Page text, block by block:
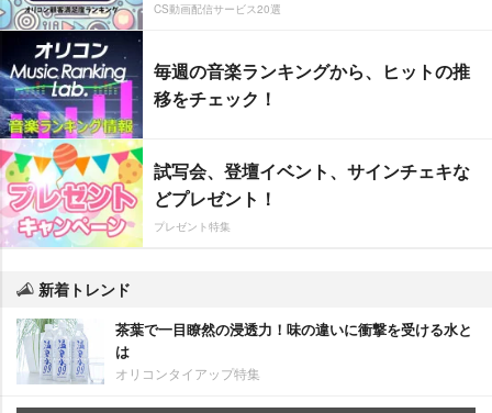
CS動画配信サービス20選
毎週の音楽ランキングから、ヒットの推
移をチェック！
試写会、登壇イベント、サインチェキな
どプレゼント！
プレゼント特集
新着トレンド
茶葉で一目瞭然の浸透力！味の違いに衝撃を受ける水と
は
オリコンタイアップ特集